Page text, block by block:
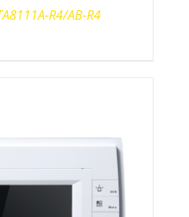
R4/AB-R4